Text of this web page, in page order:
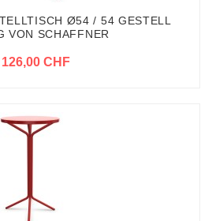
Ø54 / 54 GESTELL
VON SCHAFFNER
126,00 CHF